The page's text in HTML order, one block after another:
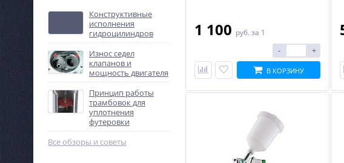
Конструктивные
исполнения
гидроцилиндров
Износ седел
клапанов и
мощность двигателя
Принцип работы
трамбовок для
уплотнения
футеровки
Все обзоры и советы
1 100 руб. за 1
- +
В КОРЗИНУ